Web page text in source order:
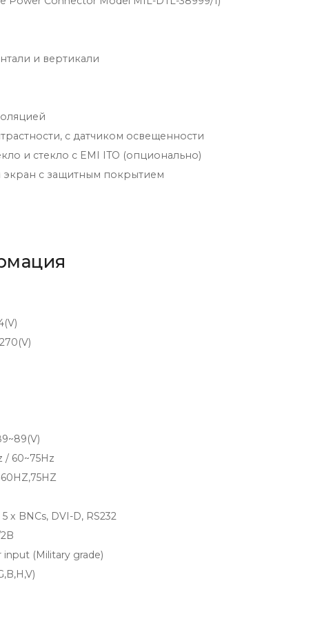
и вертикали
с датчиком освещенности
и стекло с EMI ITO (опционально)
с защитным покрытием
/ 60~75Hz
x BNCs, DVI-D, RS232
input (Military grade)